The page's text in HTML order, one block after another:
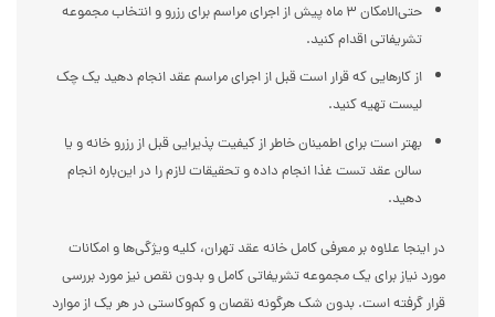
حتی‌الامکان ۳ ماه پیش از اجرای مراسم برای رزرو و انتخاب مجموعه
تشریفاتی اقدام کنید.
از کارهایی که قرار است قبل از اجرای مراسم عقد انجام دهید یک چک
لیست تهیه کنید.
بهتر است برای اطمینان خاطر از کیفیت پذیرایی قبل از رزرو خانه و یا
سالن عقد تست غذا انجام داده و تحقیقات لازم را در این‌باره انجام
دهید.
در اینجا علاوه بر معرفی کامل خانه عقد تهران، کلیه ویژگی‌ها و امکانات
مورد نیاز برای یک مجموعه تشریفاتی کامل و بدون نقص نیز مورد بررسی
قرار گرفته است. بدون شک هرگونه نقصان و کم‌و‌کاستی در هر یک از موارد